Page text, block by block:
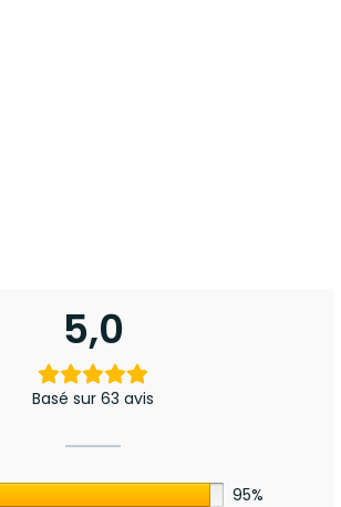
5,0
Basé sur 63 avis
95%